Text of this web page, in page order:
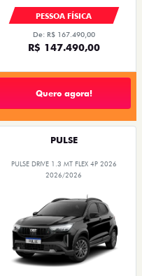
PESSOA FÍSICA
De: R$ 167.490,00
R$ 147.490,00
Quero agora!
PULSE
PULSE DRIVE 1.3 MT FLEX 4P 2026
2026/2026